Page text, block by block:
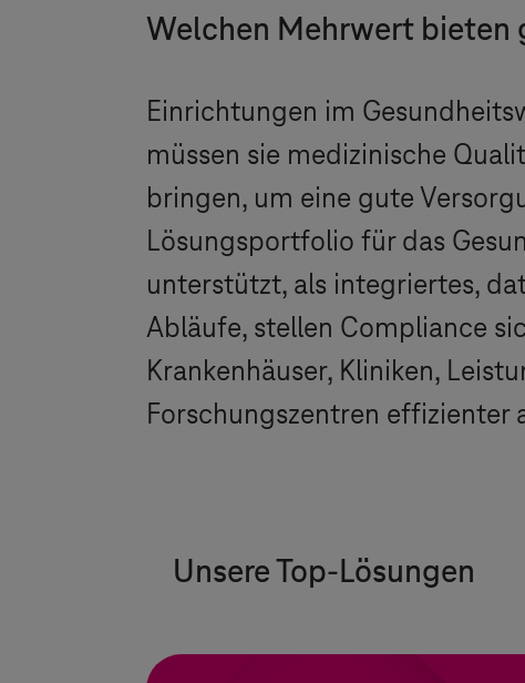
Welchen Mehrwert bieten
Einrichtungen im
müssen sie medizinische
bringen, um eine gute
Lösungsportfolio für das
unterstützt, als integriertes,
Abläufe, stellen Compliance
Krankenhäuser, Kliniken,
Forschungszentren effizienter
Unsere Top-Lösungen